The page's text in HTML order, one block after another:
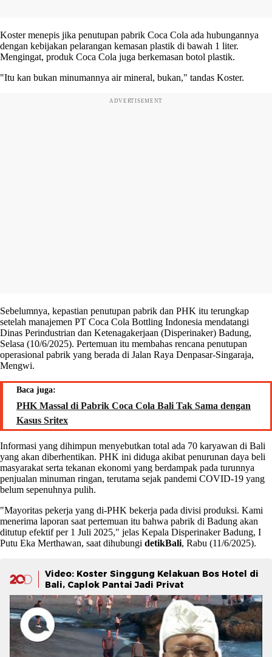
Koster menepis jika penutupan pabrik Coca Cola ada hubungannya
dengan kebijakan pelarangan kemasan plastik di bawah 1 liter.
Mengingat, produk Coca Cola juga berkemasan botol plastik.
"Itu kan bukan minumannya air mineral, bukan," tandas Koster.
ADVERTISEMENT
Sebelumnya, kepastian penutupan pabrik dan PHK itu terungkap
setelah manajemen PT Coca Cola Bottling Indonesia mendatangi
Dinas Perindustrian dan Ketenagakerjaan (Disperinaker) Badung,
Selasa (10/6/2025). Pertemuan itu membahas rencana penutupan
operasional pabrik yang berada di Jalan Raya Denpasar-Singaraja,
Mengwi.
Baca juga:
PHK Massal di Pabrik Coca Cola Bali Tak Sama dengan
Kasus Sritex
Informasi yang dihimpun menyebutkan total ada 70 karyawan di Bali
yang akan diberhentikan. PHK ini diduga akibat penurunan daya beli
masyarakat serta tekanan ekonomi yang berdampak pada turunnya
penjualan minuman ringan, terutama sejak pandemi COVID-19 yang
belum sepenuhnya pulih.
"Mayoritas pekerja yang di-PHK bekerja pada divisi produksi. Kami
menerima laporan saat pertemuan itu bahwa pabrik di Badung akan
ditutup efektif per 1 Juli 2025," jelas Kepala Disperinaker Badung, I
Putu Eka Merthawan, saat dihubungi detikBali, Rabu (11/6/2025).
Video: Koster Singgung Kelakuan Bos Hotel di
Bali, Caplok Pantai Jadi Privat